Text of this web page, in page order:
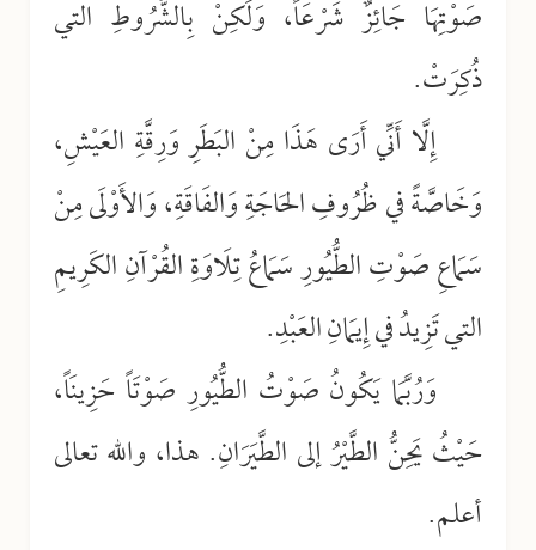
صَوْتِهَا جَائِزٌ شَرْعَاً، وَلَكِنْ بِالشُّرُوطِ التي
ذُكِرَتْ.
إِلَّا أَنِّي أَرَى هَذَا مِنْ البَطَرِ وَرِقَّةِ العَيْشِ،
وَخَاصَّةً في ظُرُوفِ الحَاجَةِ وَالفَاقَةِ، وَالأَوْلَى مِنْ
سَمَاعِ صَوْتِ الطُّيُورِ سَمَاعُ تِلَاوَةِ القُرْآنِ الكَرِيمِ
التي تَزِيدُ في إِيمَانِ العَبْدِ.
وَرُبَّمَا يَكُونُ صَوْتُ الطُّيُورِ صَوْتَاً حَزِينَاً،
حَيْثُ يَحِنُّ الطَّيْرُ إلى الطَّيَرَانِ. هذا، والله تعالى
أعلم.